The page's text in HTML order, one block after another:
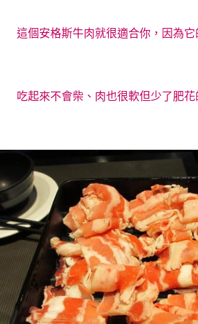
這個安格斯牛肉就很適合你，因為
吃起來不會柴、肉也很軟但少了肥